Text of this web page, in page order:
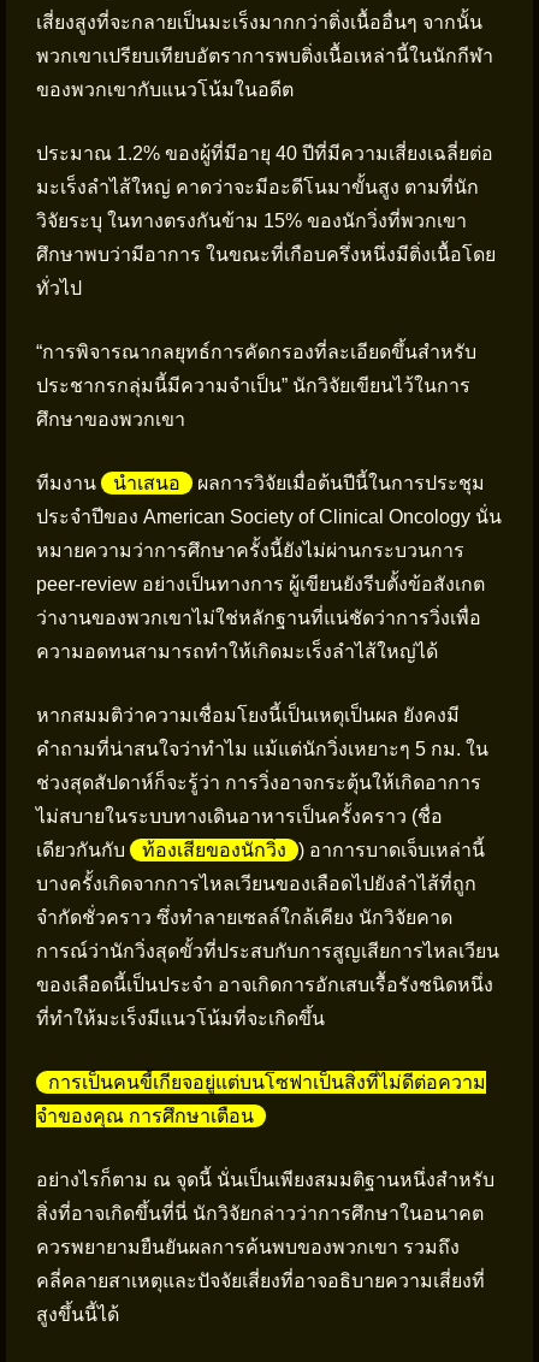
เสี่ยงสูงที่จะกลายเป็นมะเร็งมากกว่าติ่งเนื้ออื่นๆ จากนั้น
พวกเขาเปรียบเทียบอัตราการพบติ่งเนื้อเหล่านี้ในนักกีฬา
ของพวกเขากับแนวโน้มในอดีต
ประมาณ 1.2% ของผู้ที่มีอายุ 40 ปีที่มีความเสี่ยงเฉลี่ยต่อ
มะเร็งลำไส้ใหญ่ คาดว่าจะมีอะดีโนมาขั้นสูง ตามที่นัก
วิจัยระบุ ในทางตรงกันข้าม 15% ของนักวิ่งที่พวกเขา
ศึกษาพบว่ามีอาการ ในขณะที่เกือบครึ่งหนึ่งมีติ่งเนื้อโดย
ทั่วไป
“การพิจารณากลยุทธ์การคัดกรองที่ละเอียดขึ้นสำหรับ
ประชากรกลุ่มนี้มีความจำเป็น” นักวิจัยเขียนไว้ในการ
ศึกษาของพวกเขา
ทีมงาน นำเสนอ
ผลการวิจัยเมื่อต้นปีนี้ในการประชุม
ประจำปีของ American Society of Clinical Oncology นั่น
หมายความว่าการศึกษาครั้งนี้ยังไม่ผ่านกระบวนการ
peer-review อย่างเป็นทางการ ผู้เขียนยังรีบตั้งข้อสังเกต
ว่างานของพวกเขาไม่ใช่หลักฐานที่แน่ชัดว่าการวิ่งเพื่อ
ความอดทนสามารถทำให้เกิดมะเร็งลำไส้ใหญ่ได้
หากสมมติว่าความเชื่อมโยงนี้เป็นเหตุเป็นผล ยังคงมี
คำถามที่น่าสนใจว่าทำไม แม้แต่นักวิ่งเหยาะๆ 5 กม. ใน
ช่วงสุดสัปดาห์ก็จะรู้ว่า การวิ่งอาจกระตุ้นให้เกิดอาการ
ไม่สบายในระบบทางเดินอาหารเป็นครั้งคราว (ชื่อ
เดียวกันกับ
ท้องเสียของนักวิ่ง
) อาการบาดเจ็บเหล่านี้
บางครั้งเกิดจากการไหลเวียนของเลือดไปยังลำไส้ที่ถูก
จำกัดชั่วคราว ซึ่งทำลายเซลล์ใกล้เคียง นักวิจัยคาด
การณ์ว่านักวิ่งสุดขั้วที่ประสบกับการสูญเสียการไหลเวียน
ของเลือดนี้เป็นประจำ อาจเกิดการอักเสบเรื้อรังชนิดหนึ่ง
ที่ทำให้มะเร็งมีแนวโน้มที่จะเกิดขึ้น
การเป็นคนขี้เกียจอยู่แต่บนโซฟาเป็นสิ่งที่ไม่ดีต่อความ
จำของคุณ การศึกษาเตือน
อย่างไรก็ตาม ณ จุดนี้ นั่นเป็นเพียงสมมติฐานหนึ่งสำหรับ
สิ่งที่อาจเกิดขึ้นที่นี่ นักวิจัยกล่าวว่าการศึกษาในอนาคต
ควรพยายามยืนยันผลการค้นพบของพวกเขา รวมถึง
คลี่คลายสาเหตุและปัจจัยเสี่ยงที่อาจอธิบายความเสี่ยงที่
สูงขึ้นนี้ได้